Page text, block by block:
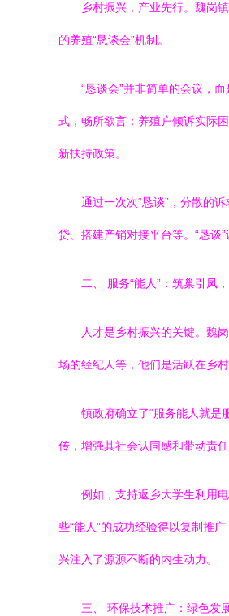
乡村振兴，产业先行。魏岗
的养殖“恳谈会”机制。
“恳谈会”并非简单的会议，
式，畅所欲言：养殖户倾诉实际
新扶持政策。
通过一次次“恳谈”，分散的
贷、搭建产销对接平台等。“恳谈
二、 服务“能人”：筑巢引凤
人才是乡村振兴的关键。魏
场的经纪人等，他们是活跃在乡村
镇政府确立了“服务能人就是
传，增强其社会认同感和带动责
例如，支持返乡大学生利用
些“能人”的成功经验得以复制推
兴注入了源源不断的内生动力。
三、 环保技术推广：绿色发